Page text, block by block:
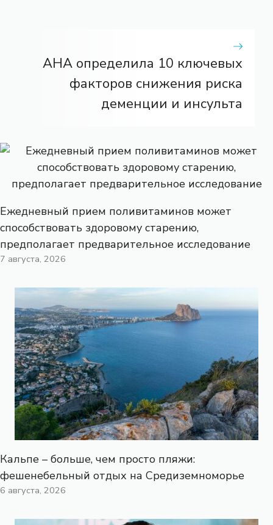
AHA определила 10 ключевых
факторов снижения риска
деменции и инсульта
Ежедневный прием поливитаминов может
способствовать здоровому старению,
предполагает предварительное исследование
7 августа, 2026
Кальпе – больше, чем просто пляжи:
фешенебельный отдых на Средиземноморье
6 августа, 2026